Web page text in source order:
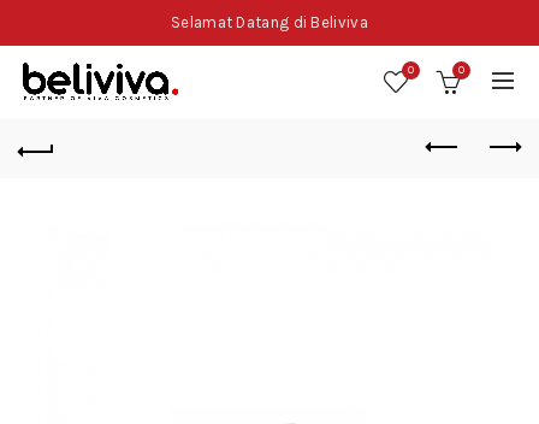
Selamat Datang di Beliviva
0 0